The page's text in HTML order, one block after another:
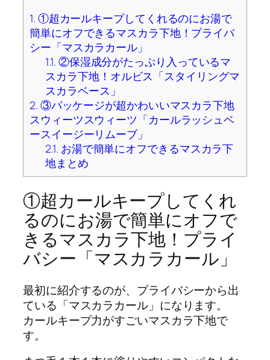
1. ①超カールキープしてくれるのにお湯で
簡単にオフできるマスカラ下地！プライバ
シー「マスカラカール」
1.1. ②保湿成分がたっぷり入っているマ
スカラ下地！オルビス「スタイリングマ
スカラベース」
2. ③パッケージが超かわいいマスカラ下地
スウィーツスウィーツ「カールラッシュベ
ースイージーリムーブ」
2.1. お湯で簡単にオフできるマスカラ下
地まとめ
①超カールキープしてくれ
るのにお湯で簡単にオフで
きるマスカラ下地！プライ
バシー「マスカラカール」
最初に紹介するのが、プライバシーから出
ている「マスカラカール」になります。
カールキープ力がすごいマスカラ下地で
す。